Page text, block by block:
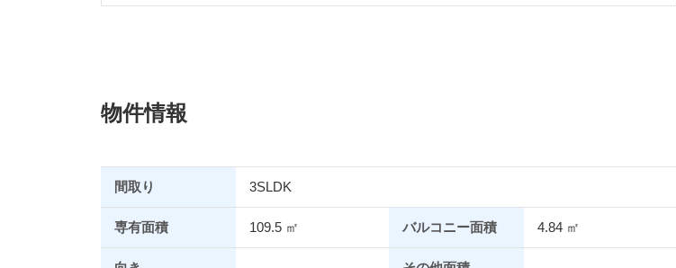
物件情報
間取り 3SLDK
専有面積 109.5 ㎡ バルコニー面積 4.84 ㎡